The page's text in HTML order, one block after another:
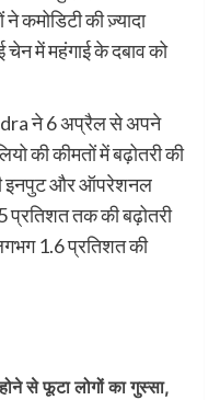
कमोडिटी की ज़्यादा
चेन में महंगाई के दबाव को
ने 6 अप्रैल से अपने
की कीमतों में बढ़ोतरी की
इनपुट और ऑपरेशनल
प्रतिशत तक की बढ़ोतरी
1.6 प्रतिशत की
से फूटा लोगों का गुस्सा,